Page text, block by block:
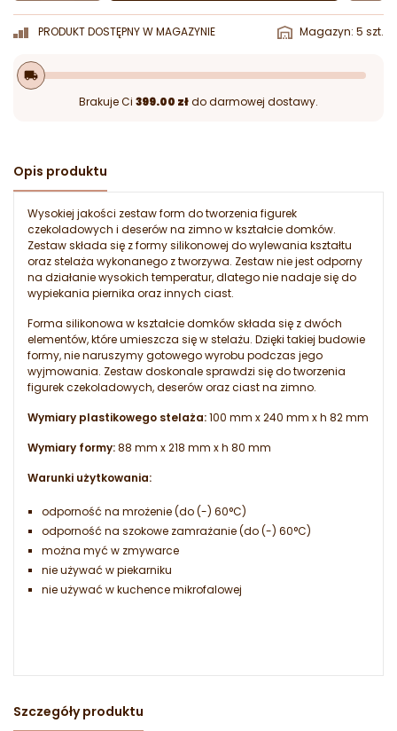
PRODUKT DOSTĘPNY W MAGAZYNIE Magazyn: 5 szt.
local_shipping
Brakuje Ci 399.00 złdo darmowej dostawy.
Opis produktu
Wysokiej jakości zestaw form do tworzenia figurek
czekoladowych i deserów na zimno w kształcie domków.
Zestaw składa się z formy silikonowej do wylewania kształtu
oraz stelaża wykonanego z tworzywa. Zestaw nie jest odporny
na działanie wysokich temperatur, dlatego nie nadaje się do
wypiekania piernika oraz innych ciast.
Forma silikonowa w kształcie domków składa się z dwóch
elementów, które umieszcza się w stelażu. Dzięki takiej budowie
formy, nie naruszymy gotowego wyrobu podczas jego
wyjmowania. Zestaw doskonale sprawdzi się do tworzenia
figurek czekoladowych, deserów oraz ciast na zimno.
Wymiary plastikowego stelaża:100 mm x 240 mm x h 82 mm
Wymiary formy:88 mm x 218 mm x h 80 mm
Warunki użytkowania:
odporność na mrożenie (do (-) 60°C)
odporność na szokowe zamrażanie (do (-) 60°C)
można myć w zmywarce
nie używać w piekarniku
nie używać w kuchence mikrofalowej
Szczegóły produktu